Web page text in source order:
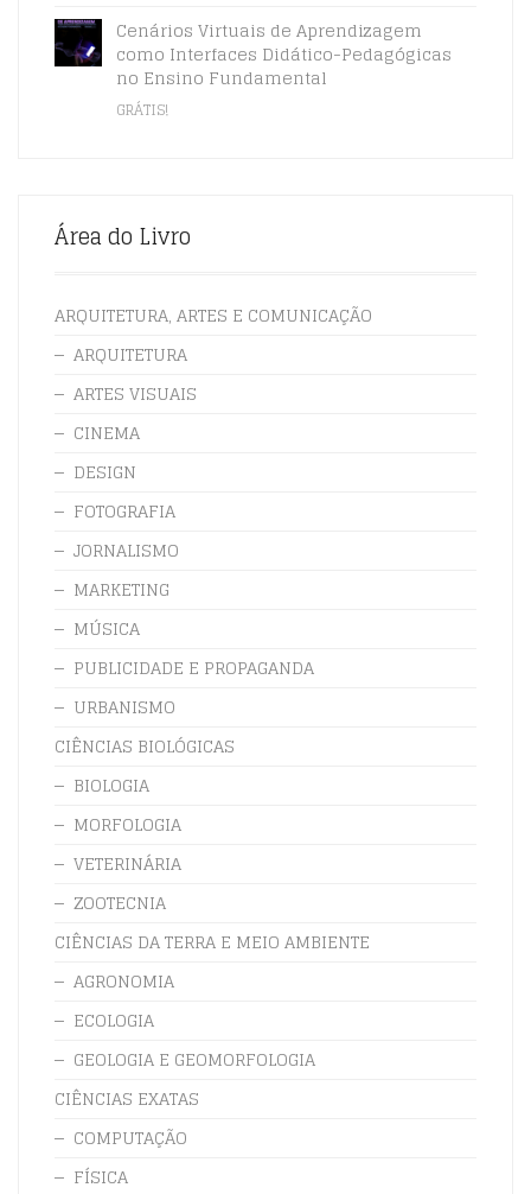
Cenários Virtuais de Aprendizagem
como Interfaces Didático-Pedagógicas
no Ensino Fundamental
GRÁTIS!
Área do Livro
ARQUITETURA, ARTES E COMUNICAÇÃO
ARQUITETURA
ARTES VISUAIS
CINEMA
DESIGN
FOTOGRAFIA
JORNALISMO
MARKETING
MÚSICA
PUBLICIDADE E PROPAGANDA
URBANISMO
CIÊNCIAS BIOLÓGICAS
BIOLOGIA
MORFOLOGIA
VETERINÁRIA
ZOOTECNIA
CIÊNCIAS DA TERRA E MEIO AMBIENTE
AGRONOMIA
ECOLOGIA
GEOLOGIA E GEOMORFOLOGIA
CIÊNCIAS EXATAS
COMPUTAÇÃO
FÍSICA